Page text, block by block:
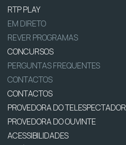
RTP PLAY
EM DIRETO
REVER PROGRAMAS
CONCURSOS
PERGUNTAS FREQUENTES
CONTACTOS
CONTACTOS
PROVEDORA DO TELESPECTADOR
PROVEDORA DO OUVINTE
ACESSIBILIDADES